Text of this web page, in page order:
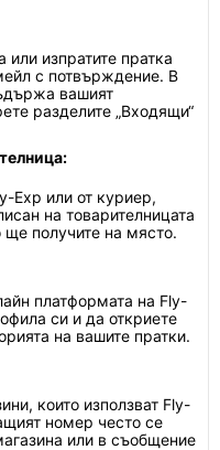
изпратите пратка
с потвърждение. В
вашият
разделите „Входящи“
Exp или от куриер,
на товарителницата
ще получите на място.
платформата на Fly-
си и да откриете
на вашите пратки.
които използват Fly-
номер често се
или в съобщение